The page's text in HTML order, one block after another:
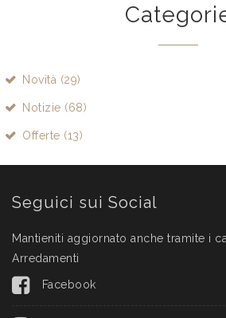
Novità (29)
Notizie (68)
Offerte (13)
Seguici sui Social
Mantieniti aggiornato anche tramite i
Arredamenti
Facebook